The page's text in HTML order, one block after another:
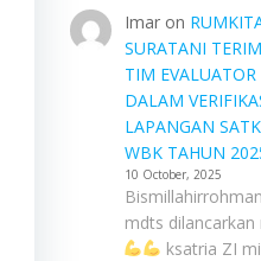
Imaron
SURATANI
TIM
DALAM
LAPANGAN
WBK TAHUN
10 October, 2025
mdts
ksatria ZI